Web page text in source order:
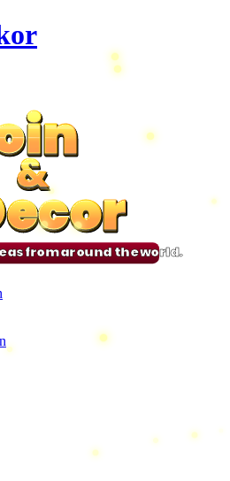
&
&
&
&
from around the world.